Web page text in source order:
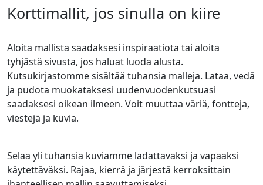
Korttimallit, jos sinulla on kiire
Aloita mallista saadaksesi inspiraatiota tai aloita
tyhjästä sivusta, jos haluat luoda alusta.
Kutsukirjastomme sisältää tuhansia malleja. Lataa, vedä
ja pudota muokataksesi uudenvuodenkutsuasi
saadaksesi oikean ilmeen. Voit muuttaa väriä, fontteja,
viestejä ja kuvia.
Selaa yli tuhansia kuviamme ladattavaksi ja vapaaksi
käytettäväksi. Rajaa, kierrä ja järjestä kerroksittain